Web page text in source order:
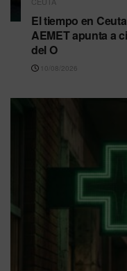
El tiempo en
AEMET apunta a
del O
10/08/2026